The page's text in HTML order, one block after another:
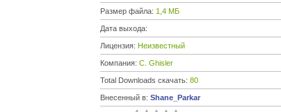
Размер файла: 1,4 МБ
Дата выхода:
Лицензия: Неизвестный
Компания: C. Ghisler
Total Downloads скачать: 80
Внесенный в: Shane_Parkar